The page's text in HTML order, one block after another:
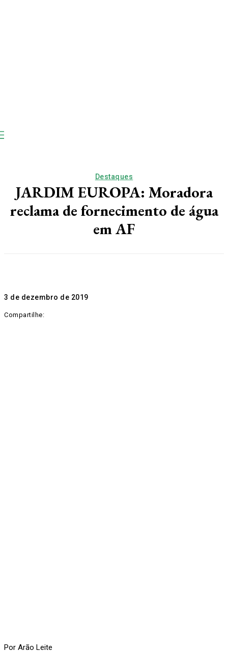
Destaques
JARDIM EUROPA: Moradora
reclama de fornecimento de água
em AF
3 de dezembro de 2019
Compartilhe:
Por Arão Leite